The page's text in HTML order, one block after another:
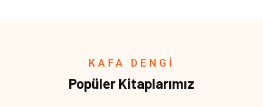
KAFA DENGİ
Popüler Kitaplarımız